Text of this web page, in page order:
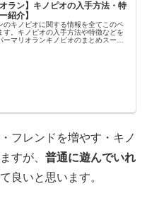
オラン】キノピオの入手方法・特
紹介】
のキノピオに関する情報を全てこのペ
す。キノピオの入手方法や特徴などを
ーマリオランキノピオのまとめスーパ
フレンドを増やす・キノ
すが、 普通に遊んでいれ
良いと思います。